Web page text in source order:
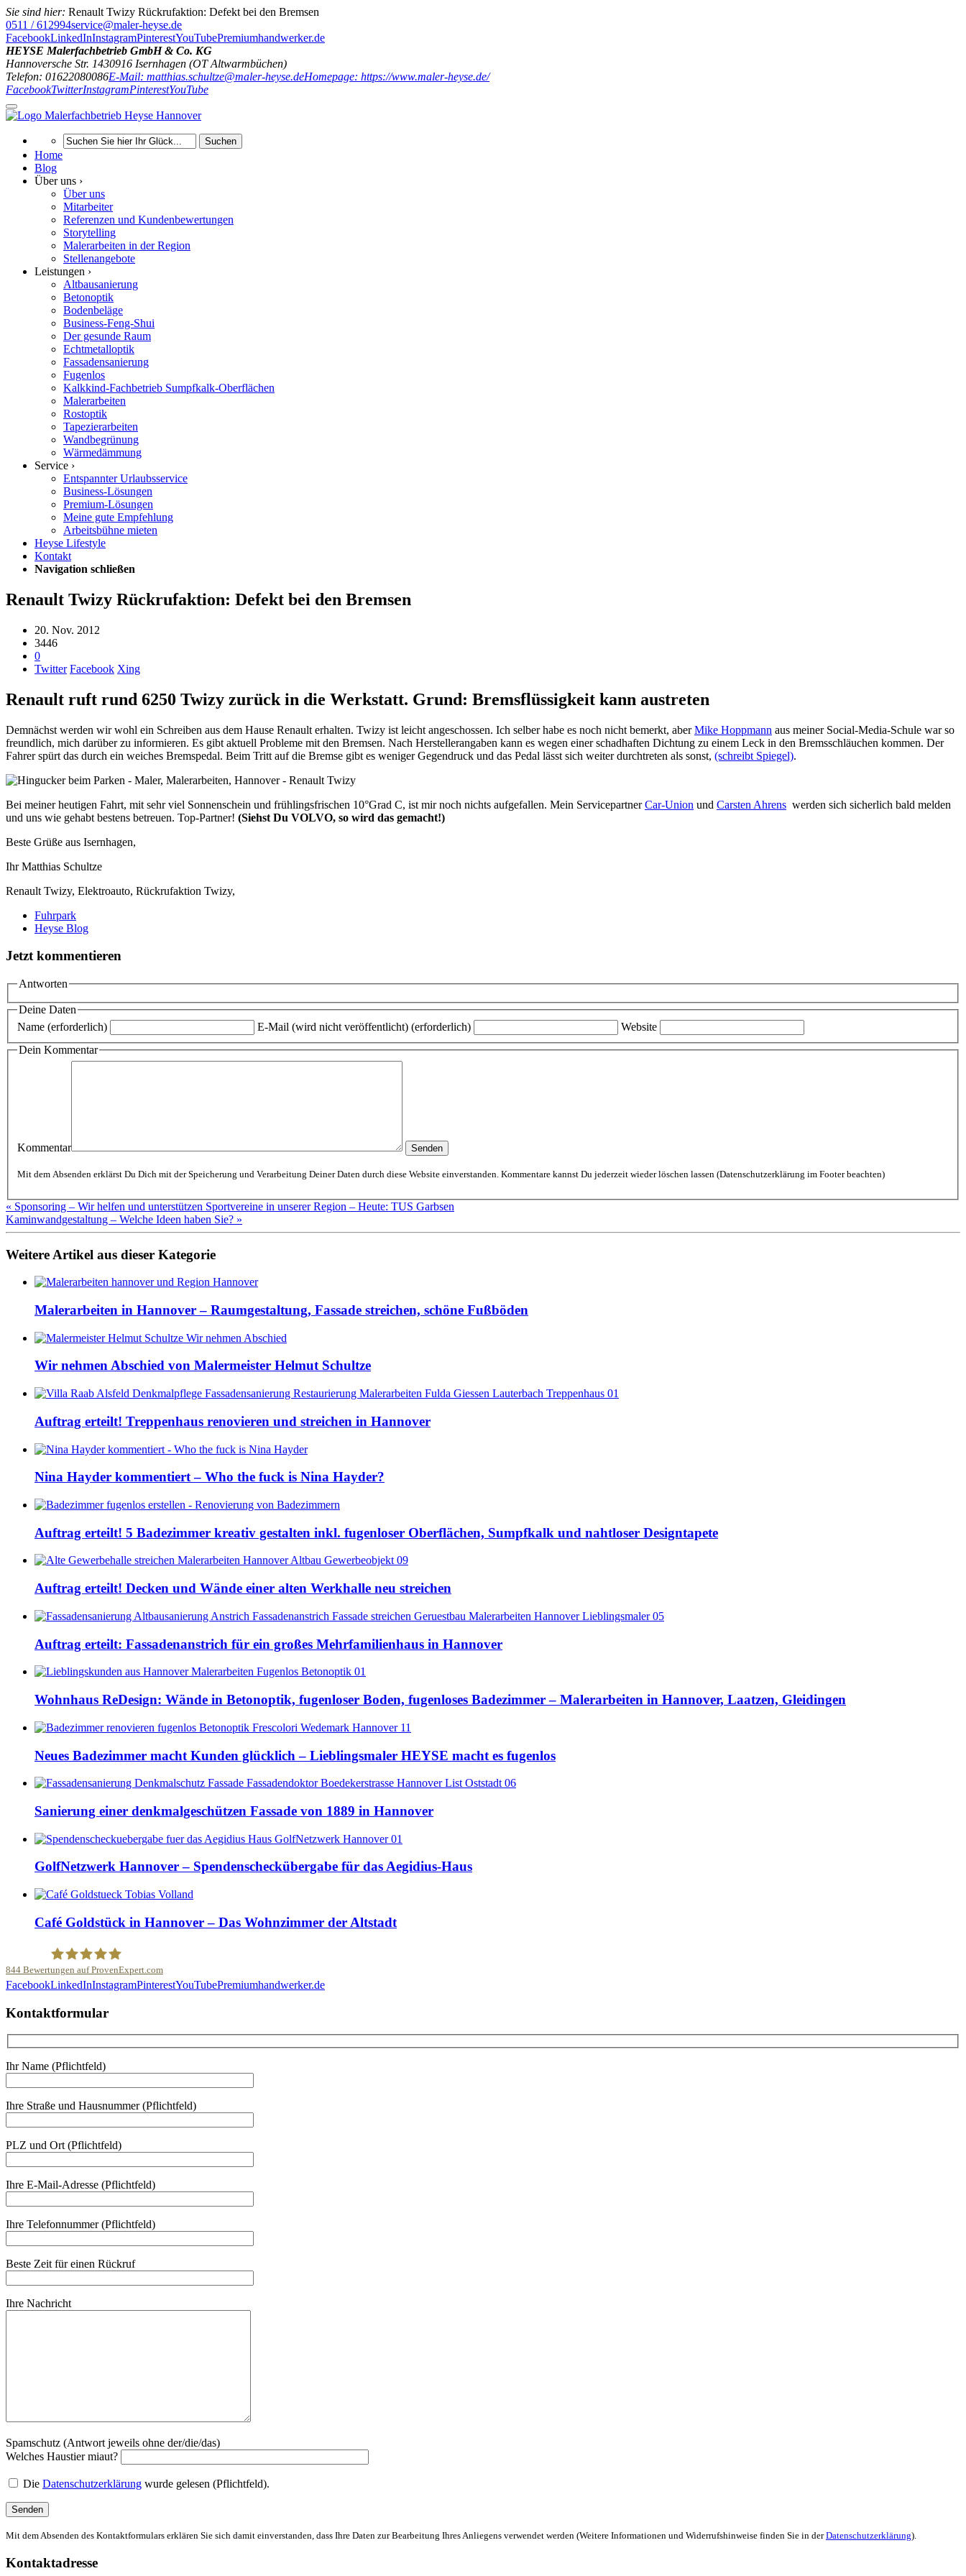
Sie sind hier: Renault Twizy Rückrufaktion: Defekt bei den Bremsen
0511 / 612994service@maler-heyse.de
FacebookLinkedInInstagramPinterestYouTubePremiumhandwerker.de
HEYSE Malerfachbetrieb GmbH & Co. KG
Hannoversche Str. 1430916 Isernhagen (OT Altwarmbüchen)
Telefon: 01622080086E-Mail: matthias.schultze@maler-heyse.deHomepage: https://www.maler-heyse.de/
FacebookTwitterInstagramPinterestYouTube
Suchen
Home
Blog
Über uns ›
Über uns
Mitarbeiter
Referenzen und Kundenbewertungen
Storytelling
Malerarbeiten in der Region
Stellenangebote
Leistungen ›
Altbausanierung
Betonoptik
Bodenbeläge
Business-Feng-Shui
Der gesunde Raum
Echtmetalloptik
Fassadensanierung
Fugenlos
Kalkkind-Fachbetrieb Sumpfkalk-Oberflächen
Malerarbeiten
Rostoptik
Tapezierarbeiten
Wandbegrünung
Wärmedämmung
Service ›
Entspannter Urlaubsservice
Business-Lösungen
Premium-Lösungen
Meine gute Empfehlung
Arbeitsbühne mieten
Heyse Lifestyle
Kontakt
Navigation schließen
Renault Twizy Rückrufaktion: Defekt bei den Bremsen
20. Nov. 2012
3446
0
Twitter Facebook Xing
Renault ruft rund 6250 Twizy zurück in die Werkstatt. Grund: Bremsflüssigkeit kann austreten
Demnächst werden wir wohl ein Schreiben aus dem Hause Renault erhalten. Twizy ist leicht angeschossen. Ich selber habe es noch nicht bemerkt, aberMike Hoppmann aus meiner Social-Media-Schule war so
freundlich, mich darüber zu informieren. Es gibt aktuell Probleme mit den Bremsen. Nach Herstellerangaben kann es wegen einer schadhaften Dichtung zu einem Leck in den Bremsschläuchen kommen. Der
Fahrer spürt das durch ein weiches Bremspedal. Beim Tritt auf die Bremse gibt es weniger Gegendruck und das Pedal lässt sich weiter durchtreten als sonst, (schreibt Spiegel).
Bei meiner heutigen Fahrt, mit sehr viel Sonnenschein und frühlingsfrischen 10°Grad C, ist mir noch nichts aufgefallen. Mein ServicepartnerCar-Union und Carsten Ahrens werden sich sicherlich bald melden
und uns wie gehabt bestens betreuen. Top-Partner! (Siehst Du VOLVO, so wird das gemacht!)
Beste Grüße aus Isernhagen,
Ihr Matthias Schultze
Renault Twizy, Elektroauto, Rückrufaktion Twizy,
Fuhrpark
Heyse Blog
Jetzt kommentieren
Antworten
Deine Daten
Name (erforderlich)
E-Mail (wird nicht veröffentlicht) (erforderlich)
Website
Dein Kommentar
Kommentar
Mit dem Absenden erklärst Du Dich mit der Speicherung und Verarbeitung Deiner Daten durch diese Website einverstanden. Kommentare kannst Du jederzeit wieder löschen lassen (Datenschutzerklärung im Footer beachten)
« Sponsoring – Wir helfen und unterstützen Sportvereine in unserer Region – Heute: TUS Garbsen
Kaminwandgestaltung – Welche Ideen haben Sie? »
Weitere Artikel aus dieser Kategorie
Malerarbeiten in Hannover – Raumgestaltung, Fassade streichen, schöne Fußböden
Wir nehmen Abschied von Malermeister Helmut Schultze
Auftrag erteilt! Treppenhaus renovieren und streichen in Hannover
Nina Hayder kommentiert – Who the fuck is Nina Hayder?
Auftrag erteilt! 5 Badezimmer kreativ gestalten inkl. fugenloser Oberflächen, Sumpfkalk und nahtloser Designtapete
Auftrag erteilt! Decken und Wände einer alten Werkhalle neu streichen
Auftrag erteilt: Fassadenanstrich für ein großes Mehrfamilienhaus in Hannover
Wohnhaus ReDesign: Wände in Betonoptik, fugenloser Boden, fugenloses Badezimmer – Malerarbeiten in Hannover, Laatzen, Gleidingen
Neues Badezimmer macht Kunden glücklich – Lieblingsmaler HEYSE macht es fugenlos
Sanierung einer denkmalgeschützen Fassade von 1889 in Hannover
GolfNetzwerk Hannover – Spendenscheckübergabe für das Aegidius-Haus
Café Goldstück in Hannover – Das Wohnzimmer der Altstadt
844 Bewertungen auf ProvenExpert.com
FacebookLinkedInInstagramPinterestYouTubePremiumhandwerker.de
Kontaktformular
Ihr Name (Pflichtfeld)
Ihre Straße und Hausnummer (Pflichtfeld)
PLZ und Ort (Pflichtfeld)
Ihre E-Mail-Adresse (Pflichtfeld)
Ihre Telefonnummer (Pflichtfeld)
Beste Zeit für einen Rückruf
Ihre Nachricht
Spamschutz (Antwort jeweils ohne der/die/das)
Welches Haustier miaut?
Die Datenschutzerklärung wurde gelesen (Pflichtfeld).
Mit dem Absenden des Kontaktformulars erklären Sie sich damit einverstanden, dass Ihre Daten zur Bearbeitung Ihres Anliegens verwendet werden (Weitere Informationen und Widerrufshinweise finden Sie in derDatenschutzerklärung).
Kontaktadresse